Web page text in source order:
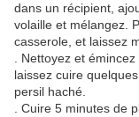
dans un récipient,
volaille et mélangez.
casserole, et laissez
. Nettoyez et
laissez cuire
persil haché.
. Cuire 5 minutes de